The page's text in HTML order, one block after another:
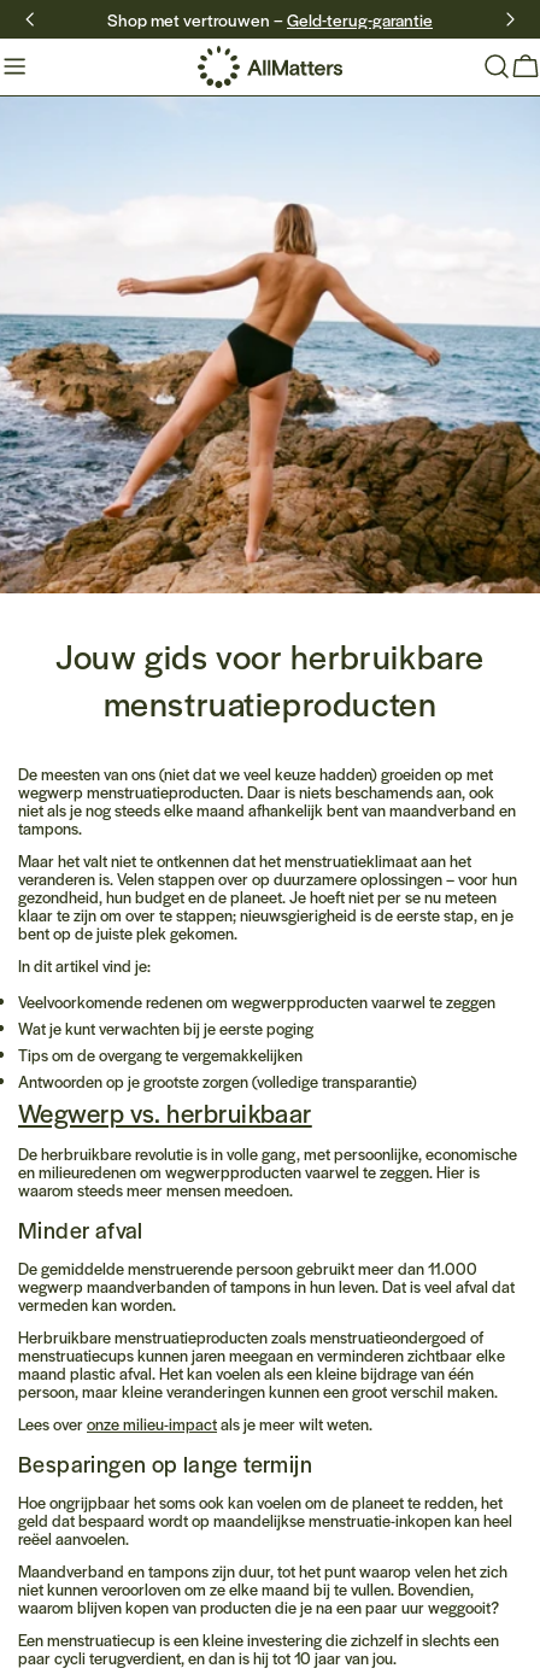
Doorgaan
naar
artikel
Shop met vertrouwen –Geld-terug-garantie
Jouw gids voor herbruikbare
menstruatieproducten
De meesten van ons (niet dat we veel keuze hadden) groeiden op met
wegwerp menstruatieproducten. Daar is niets beschamends aan, ook
niet als je nog steeds elke maand afhankelijk bent van maandverband en
tampons.
Maar het valt niet te ontkennen dat het menstruatieklimaat aan het
veranderen is. Velen stappen over op duurzamere oplossingen – voor hun
gezondheid, hun budget en de planeet. Je hoeft niet per se nu meteen
klaar te zijn om over te stappen; nieuwsgierigheid is de eerste stap, en je
bent op de juiste plek gekomen.
In dit artikel vind je:
Veelvoorkomende redenen om wegwerpproducten vaarwel te zeggen
Wat je kunt verwachten bij je eerste poging
Tips om de overgang te vergemakkelijken
Antwoorden op je grootste zorgen (volledige transparantie)
Wegwerp vs. herbruikbaar
De herbruikbare revolutie is in volle gang, met persoonlijke, economische
en milieuredenen om wegwerpproducten vaarwel te zeggen. Hier is
waarom steeds meer mensen meedoen.
Minder afval
De gemiddelde menstruerende persoon gebruikt meer dan11.000
wegwerp maandverbanden of tamponsin hun leven. Dat is veel afval dat
vermeden kan worden.
Herbruikbare menstruatieproducten zoals menstruatieondergoed of
menstruatiecups kunnen jaren meegaan en verminderen zichtbaar elke
maand plastic afval. Het kan voelen als een kleine bijdrage van één
persoon, maar kleine veranderingen kunnen een groot verschil maken.
Lees overonze milieu-impactals je meer wilt weten.
Besparingen op lange termijn
Hoe ongrijpbaar het soms ook kan voelen om de planeet te redden, het
geld dat bespaard wordt op maandelijkse menstruatie-inkopen kan heel
reëel aanvoelen.
Maandverband en tampons zijn duur, tot het punt waarop velen het zich
niet kunnen veroorloven om ze elke maand bij te vullen. Bovendien,
waarom blijven kopen van producten die je na een paar uur weggooit?
Een menstruatiecup is een kleine investering die zichzelf in slechts een
paar cycli terugverdient, en dan is hijtot 10 jaarvan jou.